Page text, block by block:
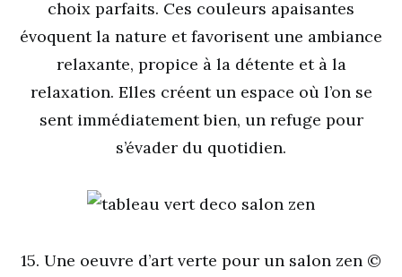
choix parfaits. Ces couleurs apaisantes
évoquent la nature et favorisent une ambiance
relaxante, propice à la détente et à la
relaxation. Elles créent un espace où l’on se
sent immédiatement bien, un refuge pour
s’évader du quotidien.
15. Une oeuvre d’art verte pour un salon zen ©